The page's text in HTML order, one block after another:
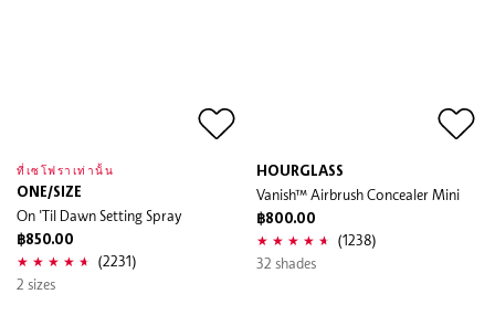
ที่เซโฟราเท่านั้น
ONE/SIZE
On 'Til Dawn Setting Spray
฿850.00
(2231)
2 sizes
HOURGLASS
Vanish™ Airbrush Concealer Mini
฿800.00
(1238)
32 shades